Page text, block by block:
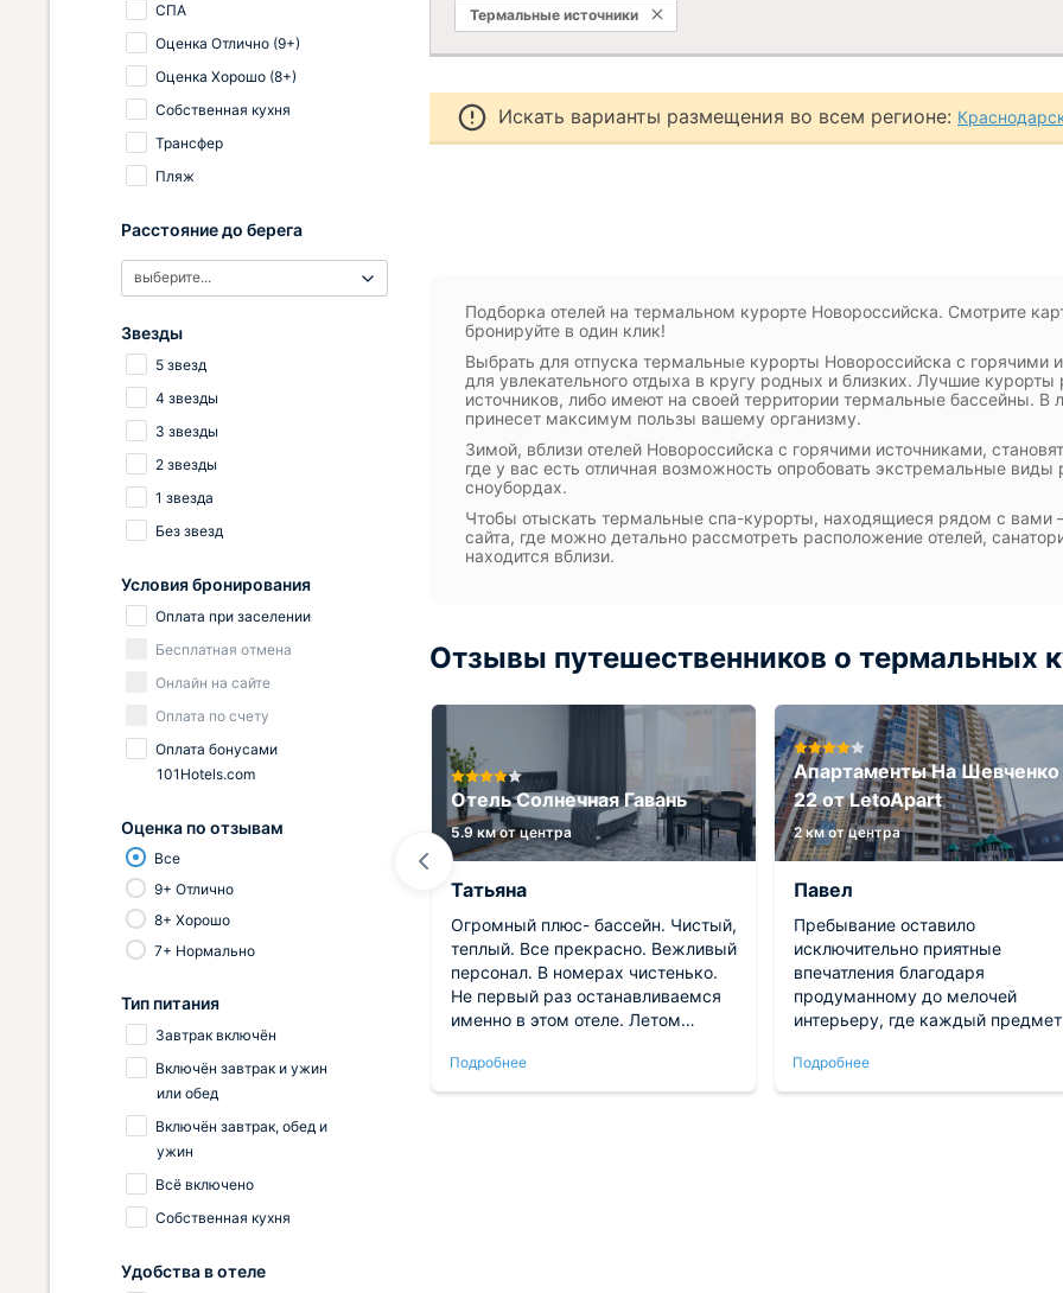
Термальные источники
Искать варианты размещения во всем регионе:
Подборка отелей на термальном курорте Новороссийска. Смотрите
бронируйте в один клик!
Выбрать для отпуска термальные курорты Новороссийска с горячими
для увлекательного отдыха в кругу родных и близких. Лучшие
источников, либо имеют на своей территории термальные бассейны. В
принесет максимум пользы вашему организму.
Зимой, вблизи отелей Новороссийска с горячими источниками,
где у вас есть отличная возможность опробовать экстремальные
сноубордах.
Чтобы отыскать термальные спа-курорты, находящиеся рядом с вами
сайта, где можно детально рассмотреть расположение отелей,
находится вблизи.
Отзывы путешественников о термальных
Студия на Удалова д. 5 от
5.5 км от центра
Кирилл
Радует исключительная
опрятность комнат, куда
масштабной предзаездной
дезинфекции видны повсюду. В
комнатах поддерживается
эталонная свежесть, дышать
очень легко и приятно. Нам
крайне импонировала близость к
основным
достопримечательностям,
дислокация выбрана чрезвычайно
удачно.
Подробнее
Отель Солнечная Гавань
5.9 км от центра
Татьяна
Огромный плюс- бассейн. Чистый,
теплый. Все прекрасно. Вежливый
персонал. В номерах чистенько.
Не первый раз останавливаемся
именно в этом отеле. Летом
как цена летом гораздо выше.
Подробнее
Апартаменты На Шевченко
22 от LetoApart
2 км от центра
Павел
Пребывание оставило
исключительно приятные
впечатления благодаря
продуманному до мелочей
интерьеру, где каждый предмет
радует глаз эстетикой. Жилье
встречает обилием света и
Подробнее
СПА
Оценка Отлично (9+)
Оценка Хорошо (8+)
Собственная кухня
Трансфер
Пляж
Расстояние до берега
выберите...
Звезды
5 звезд
4 звезды
3 звезды
2 звезды
1 звезда
Без звезд
Условия бронирования
Оплата при заселении
Бесплатная отмена
Онлайн на сайте
Оплата по счету
Оплата бонусами
101Hotels.com
Оценка по отзывам
Все
9+ Отлично
8+ Хорошо
7+ Нормально
Тип питания
Завтрак включён
Включён завтрак и ужин
или обед
Включён завтрак, обед и
ужин
Всё включено
Собственная кухня
Удобства в отеле